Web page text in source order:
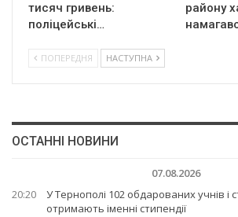
тисяч гривень:
поліцейські…
району
ПОПЕРЕДНЯ НАСТУПНА
ОСТАННІ НОВИНИ
07.08.2026
20:20
У Тернополі 102 обдарованих учнів і
отримають іменні стипендії